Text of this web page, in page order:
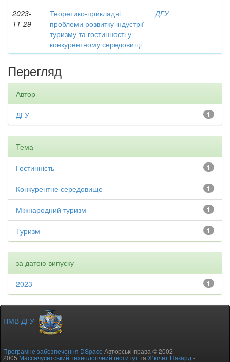
2023-
11-29
Теоретико-прикладні
проблеми розвитку індустрії
туризму та гостинності у
конкурентному середовищі
ДГУ
Перегляд
Автор
1
ДГУ
Тема
1
Гостинність
1
Конкурентне середовище
1
Міжнародний туризм
1
Туризм
за датою випуску
1
2023
НМВ ДГУ
Програмне забезпечення DSpace Авторські права © 2002-
2005Массачусетський технологічний інститутта Х’юлет Пакард -